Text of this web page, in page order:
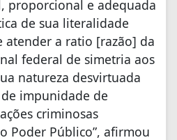
proporcional e adequada
de sua literalidade
atender a ratio [razão] da
federal de simetria aos
natureza desvirtuada
impunidade de
criminosas
Poder Público”, afirmou